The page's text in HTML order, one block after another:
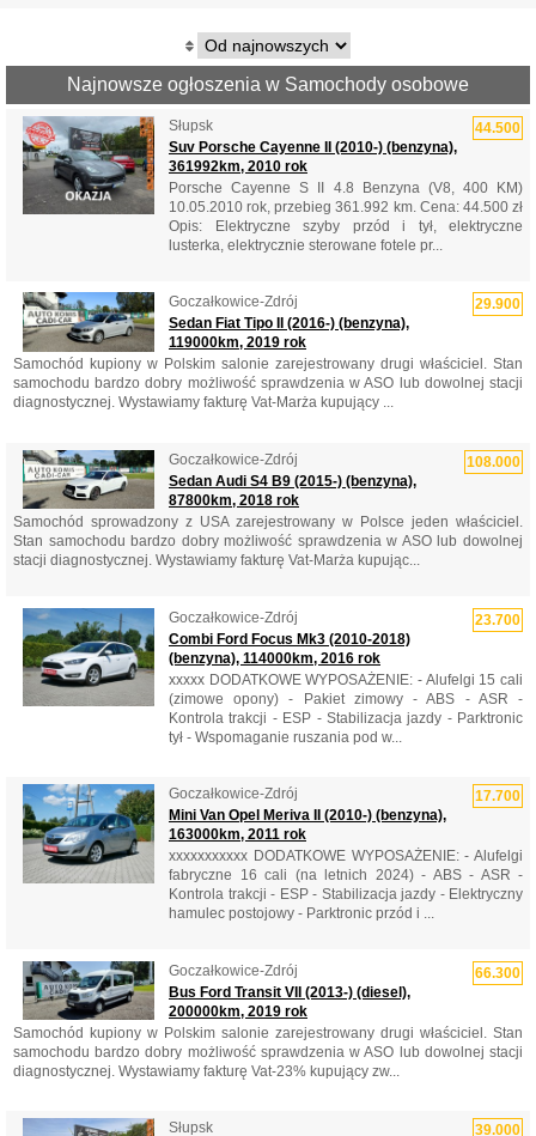
Najnowsze ogłoszenia w Samochody osobowe
44.500
Słupsk
Suv Porsche Cayenne II (2010-) (benzyna),
361992km, 2010 rok
Porsche Cayenne S II 4.8 Benzyna (V8, 400 KM)
10.05.2010 rok, przebieg 361.992 km. Cena: 44.500 zł
Opis: Elektryczne szyby przód i tył, elektryczne
lusterka, elektrycznie sterowane fotele pr...
29.900
Goczałkowice-Zdrój
Sedan Fiat Tipo II (2016-) (benzyna),
119000km, 2019 rok
Samochód kupiony w Polskim salonie zarejestrowany drugi właściciel. Stan
samochodu bardzo dobry możliwość sprawdzenia w ASO lub dowolnej stacji
diagnostycznej. Wystawiamy fakturę Vat-Marża kupujący ...
108.000
Goczałkowice-Zdrój
Sedan Audi S4 B9 (2015-) (benzyna),
87800km, 2018 rok
Samochód sprowadzony z USA zarejestrowany w Polsce jeden właściciel.
Stan samochodu bardzo dobry możliwość sprawdzenia w ASO lub dowolnej
stacji diagnostycznej. Wystawiamy fakturę Vat-Marża kupując...
23.700
Goczałkowice-Zdrój
Combi Ford Focus Mk3 (2010-2018)
(benzyna), 114000km, 2016 rok
xxxxx DODATKOWE WYPOSAŻENIE: - Alufelgi 15 cali
(zimowe opony) - Pakiet zimowy - ABS - ASR -
Kontrola trakcji - ESP - Stabilizacja jazdy - Parktronic
tył - Wspomaganie ruszania pod w...
17.700
Goczałkowice-Zdrój
Mini Van Opel Meriva II (2010-) (benzyna),
163000km, 2011 rok
xxxxxxxxxxx DODATKOWE WYPOSAŻENIE: - Alufelgi
fabryczne 16 cali (na letnich 2024) - ABS - ASR -
Kontrola trakcji - ESP - Stabilizacja jazdy - Elektryczny
hamulec postojowy - Parktronic przód i ...
66.300
Goczałkowice-Zdrój
Bus Ford Transit VII (2013-) (diesel),
200000km, 2019 rok
Samochód kupiony w Polskim salonie zarejestrowany drugi właściciel. Stan
samochodu bardzo dobry możliwość sprawdzenia w ASO lub dowolnej stacji
diagnostycznej. Wystawiamy fakturę Vat-23% kupujący zw...
39.000
Słupsk